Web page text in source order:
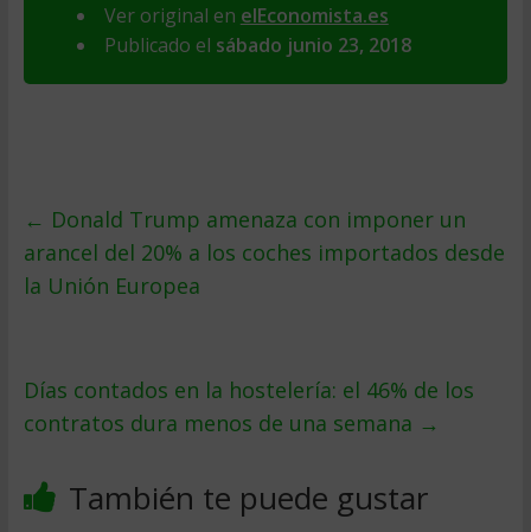
Ver original en elEconomista.es
Publicado el sábado junio 23, 2018
← Donald Trump amenaza con imponer un
arancel del 20% a los coches importados desde
la Unión Europea
Días contados en la hostelería: el 46% de los
contratos dura menos de una semana →
También te puede gustar